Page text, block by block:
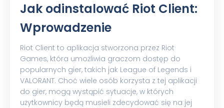
Jak odinstalować Riot Client:
Wprowadzenie
Riot Client to aplikacja stworzona przez Riot
Games, która umożliwia graczom dostęp do
popularnych gier, takich jak League of Legends i
VALORANT. Choć wiele osób korzysta z tej aplikacji
do gier, mogą wystąpić sytuacje, w których
użytkownicy będą musieli zdecydować się na jej